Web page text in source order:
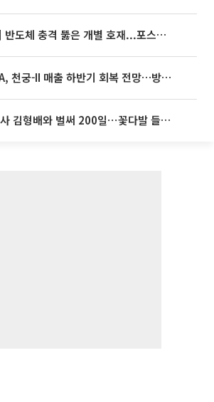
[증시키워드] 반도체 충격 뚫은 개별 호재...포스코퓨처엠·에코프로·한화솔루션 '눈길'
iM "LIG D&A, 천궁-II 매출 하반기 회복 전망…방산 톱픽 유지"
아옳이, 한의사 김형배와 벌써 200일⋯꽃다발 들고 "프러포즈 아냐"